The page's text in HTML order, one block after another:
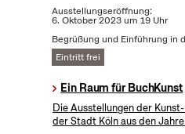
Ausstellungseröffnung:
6. Oktober 2023 um 19 Uhr
Begrüßung und Einführung in
Eintritt frei
Ein Raum für BuchKunst
Die Ausstellungen der
der Stadt Köln aus den